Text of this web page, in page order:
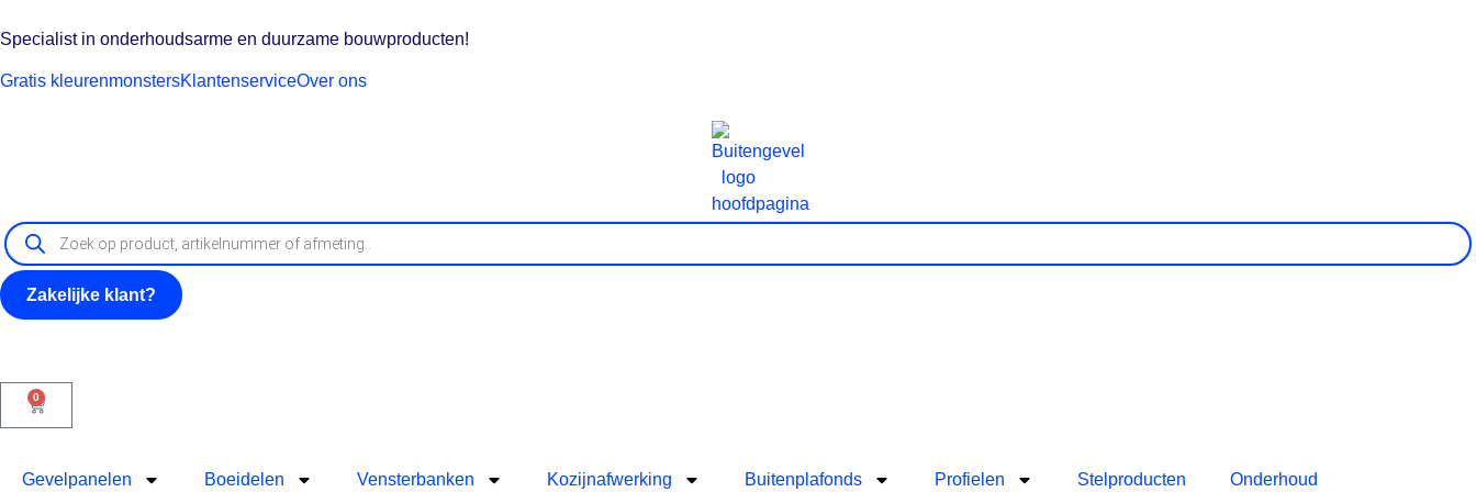
Specialist in onderhoudsarme en duurzame bouwproducten!
Gratis kleurenmonstersKlantenserviceOver ons
Zakelijke klant?
0
Gevelpanelen Boeidelen Vensterbanken Kozijnafwerking Buitenplafonds Profielen Stelproducten Onderhoud